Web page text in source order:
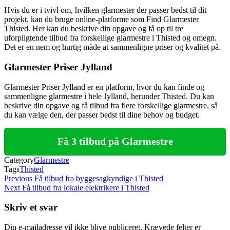
Hvis du er i tvivl om, hvilken glarmester der passer bedst til dit
projekt, kan du bruge online-platforme som Find Glarmester
Thisted. Her kan du beskrive din opgave og få op til tre
uforpligtende tilbud fra forskellige glarmestre i Thisted og omegn.
Det er en nem og hurtig måde at sammenligne priser og kvalitet på.
Glarmester Priser Jylland
Glarmester Priser Jylland er en platform, hvor du kan finde og
sammenligne glarmestre i hele Jylland, herunder Thisted. Du kan
beskrive din opgave og få tilbud fra flere forskellige glarmestre, så
du kan vælge den, der passer bedst til dine behov og budget.
Få 3 tilbud på Glarmestre
CategoryGlarmestre
TagsThisted
Indlægsnavigation
Previous
Post
Previous Få tilbud fra byggesagkyndige i Thisted
Next
Next Få tilbud fra lokale elektrikere i Thisted
Skriv et svar
Din e-mailadresse vil ikke blive publiceret. Krævede felter er